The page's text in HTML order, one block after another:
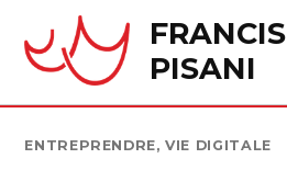
content
FRANCIS
PISANI
PUBLIÉ
ENTREPRENDRE,VIE DIGITALE